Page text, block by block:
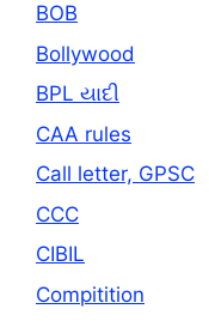
BOB
Bollywood
BPL યાદી
CAA rules
Call letter, GPSC
CCC
CIBIL
Compitition